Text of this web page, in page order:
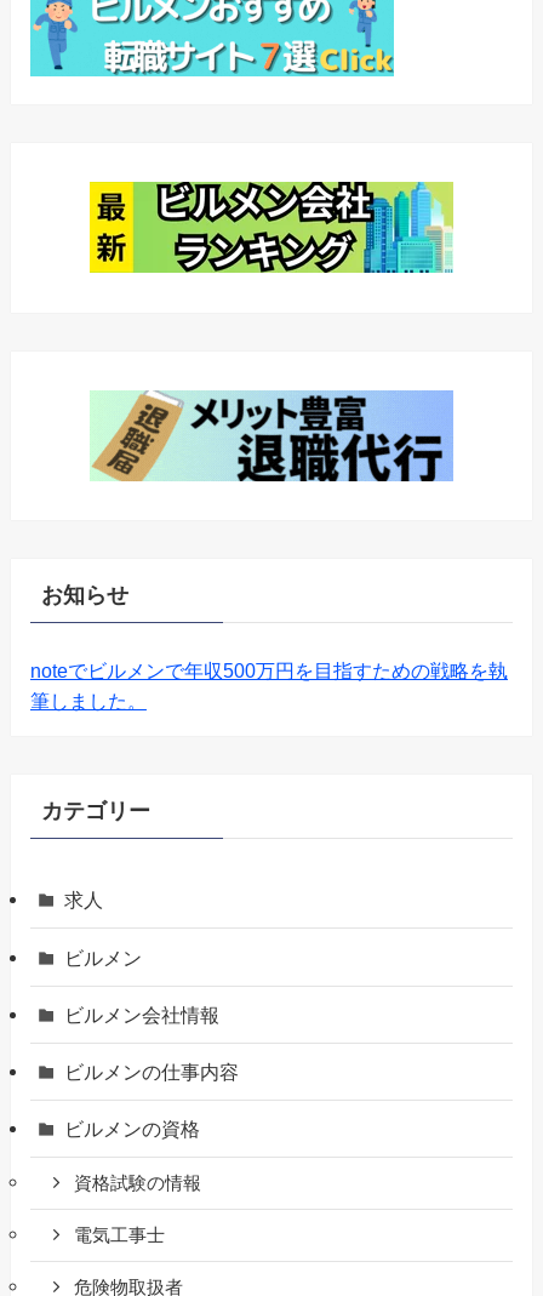
お知らせ
noteでビルメンで年収500万円を目指すための戦略を執
筆しました。
カテゴリー
求人
ビルメン
ビルメン会社情報
ビルメンの仕事内容
ビルメンの資格
資格試験の情報
電気工事士
危険物取扱者